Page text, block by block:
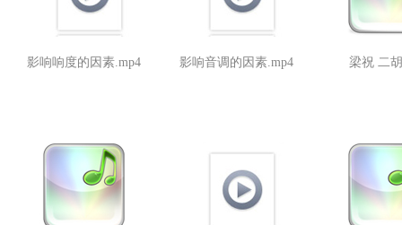
影响响度的因素.mp4 影响音调的因素.mp4 梁祝 二